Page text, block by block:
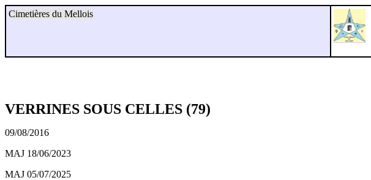
Cimetières du Mellois
VERRINES SOUS CELLES (79)
09/08/2016
MAJ 18/06/2023
MAJ 05/07/2025